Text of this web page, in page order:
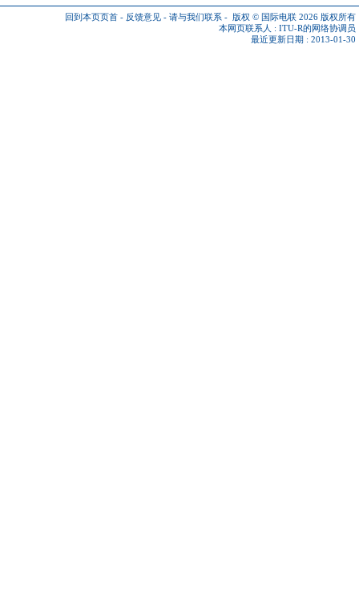
回到本页页首 - 反馈意见 - 请与我们联系 - 版权 © 国际电联 2026 版权所有
本网页联系人 : ITU-R的网络协调员
最近更新日期 : 2013-01-30